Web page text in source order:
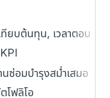
ทียบต้นทุน, เวลาตอบ
นซ่อมบำรุงสม่ำเสมอ
โฟลิโอ